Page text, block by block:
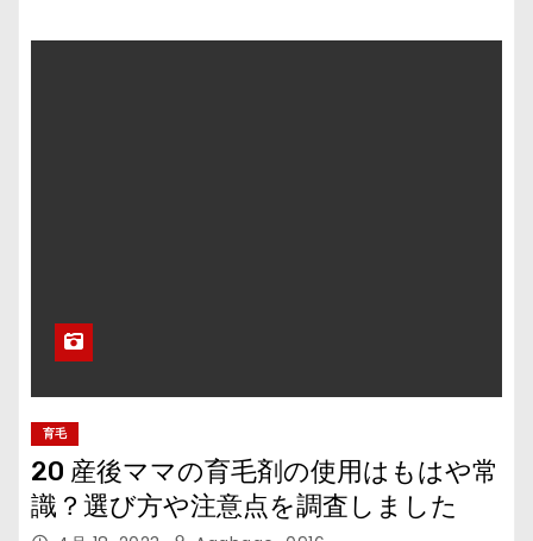
育毛
20 産後ママの育毛剤の使用はもはや常
識？選び方や注意点を調査しました